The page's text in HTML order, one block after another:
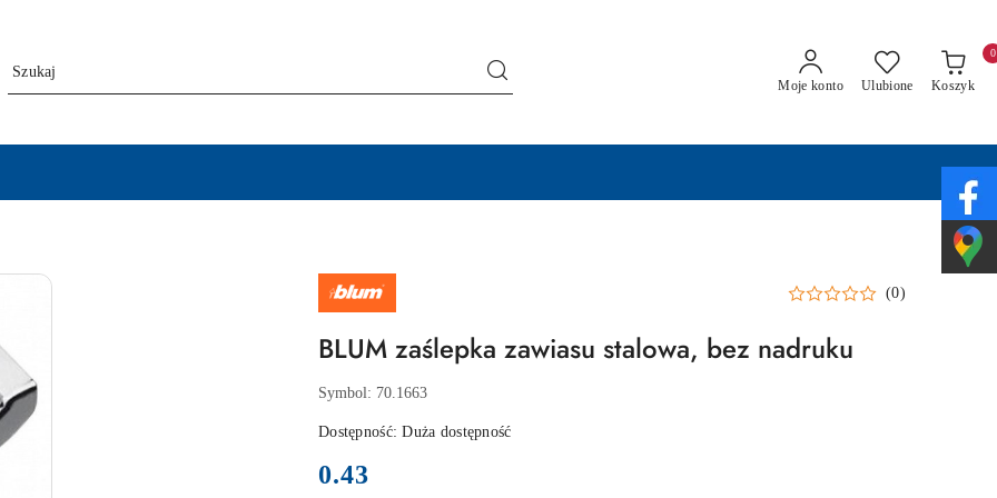
Moje konto Ulubione Koszyk
0
PRODUCENTA:
BLUM
(0)
BLUM zaślepka zawiasu stalowa, bez nadruku
Symbol: 70.1663
Dostępność:Duża dostępność
cena:
0.43